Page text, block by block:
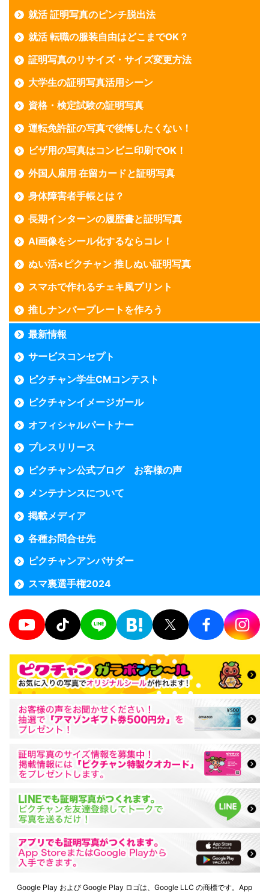
就活 証明写真のピンチ脱出法
就活 転職の服装自由はどこまでOK？
証明写真のリサイズ・サイズ変更方法
大学生の証明写真活用シーン
資格・検定試験の証明写真
運転免許証の写真で後悔したくない！
ビザ用の写真はコンビニ印刷でOK！
外国人雇用 在留カードと証明写真
身体障害者手帳とは？
長期インターンの履歴書と証明写真
AI画像をシール化するならコレ！
ぬい活×ピクチャン 推しぬい証明写真
スマホで作れるチェキ風プリント
推しナンバープレートを作ろう
最新情報
サービスコンセプト
ピクチャン学生CMコンテスト
ピクチャンイメージガール
オフィシャルパートナー
プレスリリース
ピクチャン公式ブログ お客様の声
メンテナンスについて
掲載メディア
各種お問合せ先
ピクチャンアンバサダー
スマ裏選手権2024
Google Play および Google Play ロゴは、Google LLC の商標です。App